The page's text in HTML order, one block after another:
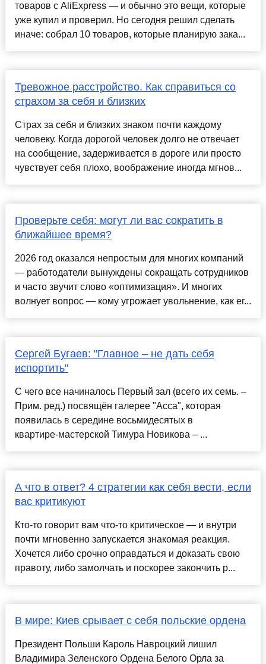
товаров с AliExpress — и обычно это вещи, которые
уже купил и проверил. Но сегодня решил сделать
иначе: собрал 10 товаров, которые планирую зака...
Тревожное расстройство. Как справиться со
страхом за себя и близких
Страх за себя и близких знаком почти каждому
человеку. Когда дорогой человек долго не отвечает
на сообщение, задерживается в дороге или просто
чувствует себя плохо, воображение иногда мгнов...
Проверьте себя: могут ли вас сократить в
ближайшее время?
2026 год оказался непростым для многих компаний
— работодатели вынуждены сокращать сотрудников
и часто звучит слово «оптимизация». И многих
волнует вопрос — кому угрожает увольнение, как ег...
Сергей Бугаев: "Главное – не дать себя
испортить"
С чего все начиналось Первый зал (всего их семь. –
Прим. ред.) посвящён галерее "Асса", которая
появилась в середине восьмидесятых в
квартире‑мастерской Тимура Новикова – ...
А что в ответ? 4 стратегии как себя вести, если
вас критикуют
Кто-то говорит вам что-то критическое — и внутри
почти мгновенно запускается знакомая реакция.
Хочется либо срочно оправдаться и доказать свою
правоту, либо замолчать и поскорее закончить р...
В мире: Киев срывает с себя польские ордена
Президент Польши Кароль Навроцкий лишил
Владимира Зеленского Ордена Белого Орла за